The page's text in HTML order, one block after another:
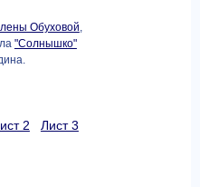
Обуховой,
"Солнышко"
2 Лист 3